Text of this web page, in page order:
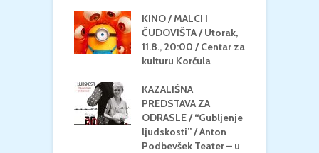
KINO / MALCI I
ČUDOVIŠTA / Utorak,
11.8., 20:00 / Centar za
kulturu Korčula
KAZALIŠNA
PREDSTAVA ZA
ODRASLE / “Gubljenje
ljudskosti” / Anton
Podbevšek Teater – u